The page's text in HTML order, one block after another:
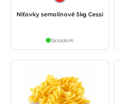
Niťovky semolinové 5kg Cessi
Skladom